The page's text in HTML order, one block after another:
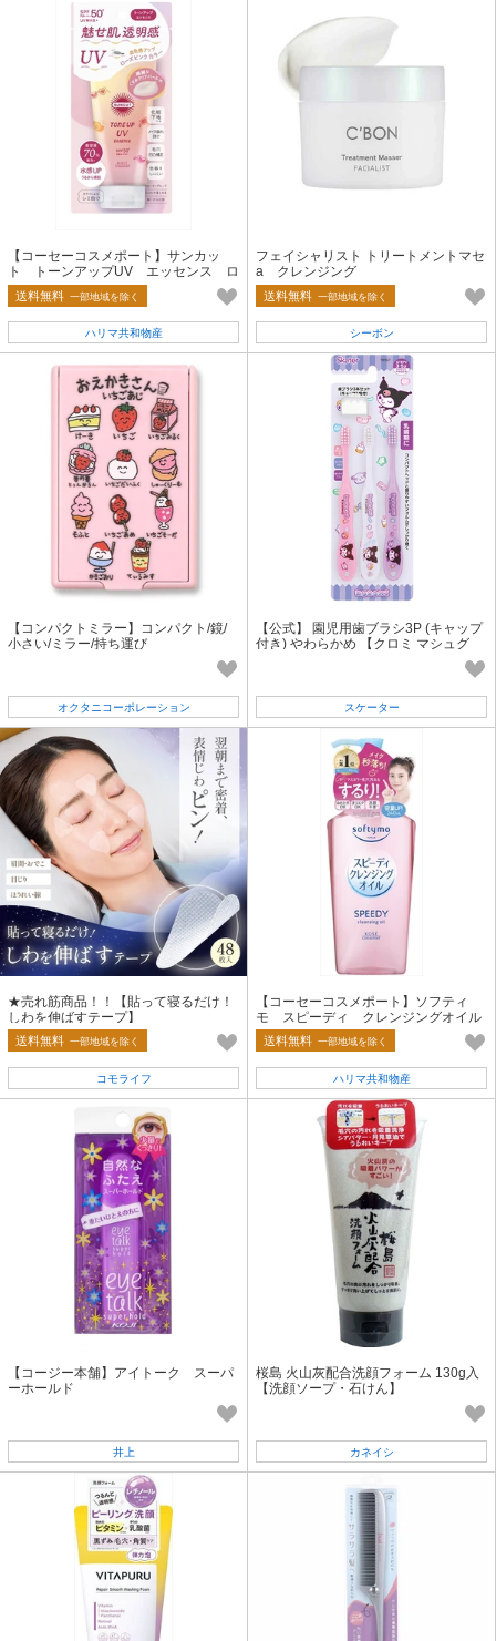
【コーセーコスメポート】サンカッ
ト トーンアップUV エッセンス ロ
ーズピンク【UV・日焼け止め】
送料無料 一部地域を除く
ハリマ共和物産
フェイシャリスト トリートメントマセ
a クレンジング
送料無料 一部地域を除く
シーボン
【コンパクトミラー】コンパクト/鏡/
小さい/ミラー/持ち運び
オクタニコーポレーション
【公式】 園児用歯ブラシ3P (キャップ
付き) やわらかめ 【クロミ マシュグ
スケーター
★売れ筋商品！！【貼って寝るだけ！
しわを伸ばすテープ】
送料無料 一部地域を除く
コモライフ
【コーセーコスメポート】ソフティ
モ スピーディ クレンジングオイル
【メイク落とし・クレンジング】
送料無料 一部地域を除く
ハリマ共和物産
【コージー本舗】アイトーク スーパ
ーホールド
井上
桜島 火山灰配合洗顔フォーム 130g入
【洗顔ソープ・石けん】
カネイシ